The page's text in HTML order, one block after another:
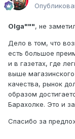
Olga""", не
Дело в том, что
есть большое
и в газетах, где
выше магазинского
качества, рынок
образом
Барахолке. Это и
Спасибо за